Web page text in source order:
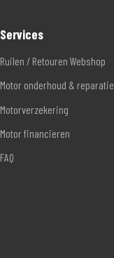
Services
Ruilen / Retouren Webshop
Motor onderhoud & reparatie
Motorverzekering
Motor financieren
FAQ